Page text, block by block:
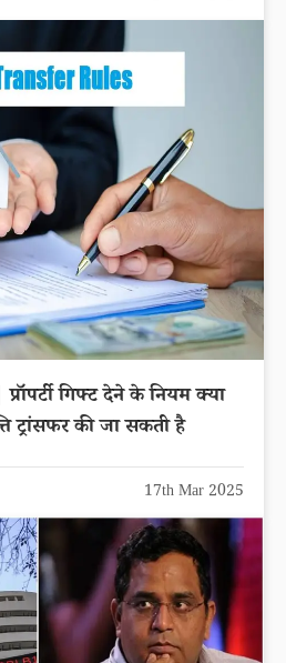
गिफ्ट देने के नियम क्या
ट्रांसफर की जा सकती है
17th Mar 2025